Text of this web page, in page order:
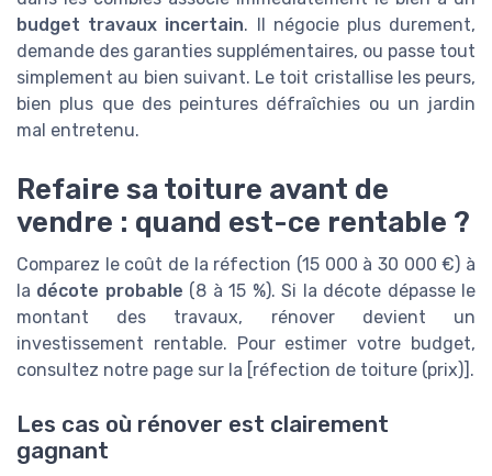
budget travaux incertain. Il négocie plus durement,
demande des garanties supplémentaires, ou passe tout
simplement au bien suivant. Le toit cristallise les peurs,
bien plus que des peintures défraîchies ou un jardin
mal entretenu.
Refaire sa toiture avant de
vendre : quand est-ce rentable ?
Comparez le coût de la réfection (15 000 à 30 000 €) à
la décote probable (8 à 15 %). Si la décote dépasse le
montant des travaux, rénover devient un
investissement rentable. Pour estimer votre budget,
consultez notre page sur la [réfection de toiture (prix)].
Les cas où rénover est clairement
gagnant